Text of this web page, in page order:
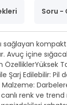
Soru -
sağlayan
Avuç içine
Edilebilir:
renk ve